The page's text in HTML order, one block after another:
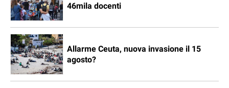
46mila docenti
Allarme Ceuta, nuova invasione il 15
agosto?